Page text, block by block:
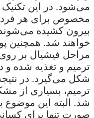
می‌شود. در این
مخصوص برای هر
بیرون کشیده
خواهند شد. همچنین
مراحل فیشیال بر
ترمیم و تغذیه شده و
شکل می‌گیرد. در
ترمیم، بسیاری از
شد. البته این موضوع
صورت تنها برای